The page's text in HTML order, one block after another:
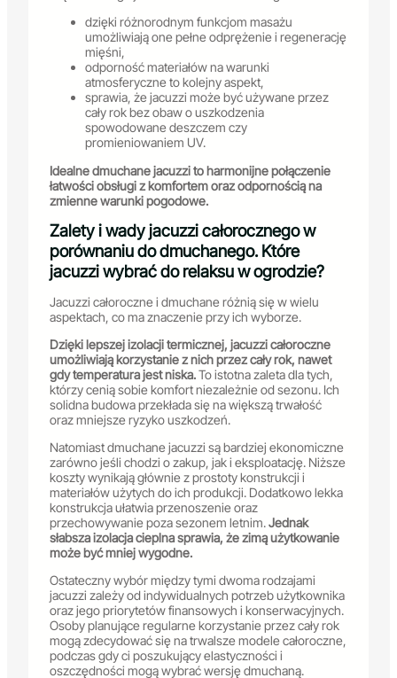
dzięki różnorodnym funkcjom masażu
umożliwiają one pełne odprężenie i regenerację
mięśni,
odporność materiałów na warunki
atmosferyczne to kolejny aspekt,
sprawia, że jacuzzi może być używane przez
cały rok bez obaw o uszkodzenia
spowodowane deszczem czy
promieniowaniem UV.
Idealne dmuchane jacuzzi to harmonijne połączenie
łatwości obsługi z komfortem oraz odpornością na
zmienne warunki pogodowe.
Zalety i wady jacuzzi całorocznego w
porównaniu do dmuchanego. Które
jacuzzi wybrać do relaksu w ogrodzie?
Jacuzzi całoroczne i dmuchane różnią się w wielu
aspektach, co ma znaczenie przy ich wyborze.
Dzięki lepszej izolacji termicznej, jacuzzi całoroczne
umożliwiają korzystanie z nich przez cały rok, nawet
gdy temperatura jest niska.To istotna zaleta dla tych,
którzy cenią sobie komfort niezależnie od sezonu. Ich
solidna budowa przekłada się na większą trwałość
oraz mniejsze ryzyko uszkodzeń.
Natomiast dmuchane jacuzzi są bardziej ekonomiczne
zarówno jeśli chodzi o zakup, jak i eksploatację. Niższe
koszty wynikają głównie z prostoty konstrukcji i
materiałów użytych do ich produkcji. Dodatkowo lekka
konstrukcja ułatwia przenoszenie oraz
przechowywanie poza sezonem letnim.Jednak
słabsza izolacja cieplna sprawia, że zimą użytkowanie
może być mniej wygodne.
Ostateczny wybór między tymi dwoma rodzajami
jacuzzi zależy od indywidualnych potrzeb użytkownika
oraz jego priorytetów finansowych i konserwacyjnych.
Osoby planujące regularne korzystanie przez cały rok
mogą zdecydować się na trwalsze modele całoroczne,
podczas gdy ci poszukujący elastyczności i
oszczędności mogą wybrać wersję dmuchaną.